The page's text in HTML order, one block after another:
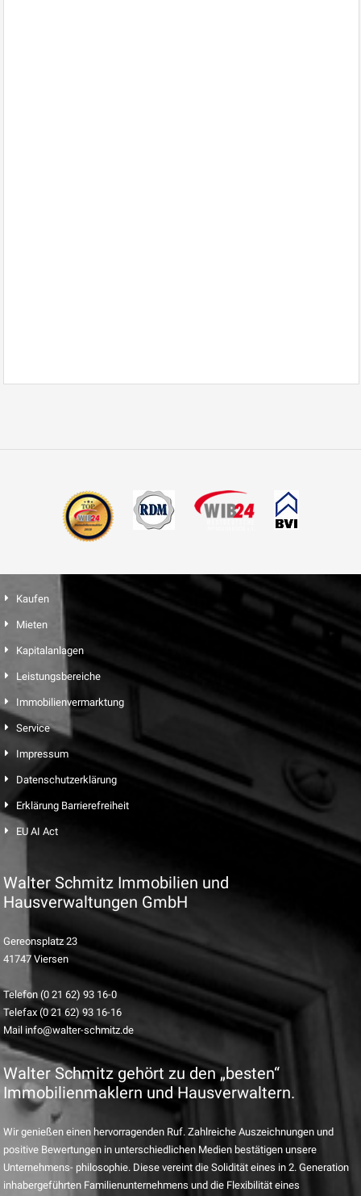
Kaufen
Mieten
Kapitalanlagen
Leistungsbereiche
Immobilienvermarktung
Service
Impressum
Datenschutzerklärung
Erklärung Barrierefreiheit
EU AI Act
Walter Schmitz Immobilien und
Hausverwaltungen GmbH
Gereonsplatz 23
41747 Viersen
Telefon (0 21 62) 93 16-0
Telefax (0 21 62) 93 16-16
Mail info@walter-schmitz.de
Walter Schmitz gehört zu den „besten“
Immobilienmaklern und Hausverwaltern.
Wir genießen einen hervorragenden Ruf. Zahlreiche Auszeichnungen und
positive Bewertungen in unterschiedlichen Medien bestätigen unsere
Unternehmens- philosophie. Diese vereint die Solidität eines in 2. Generation
inhabergeführten Familienunternehmens und die Flexibilität eines